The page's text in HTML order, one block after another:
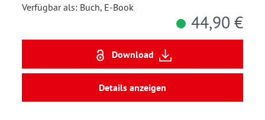
Verfügbar als: Buch, E-Book
44,90 €
Download
Details anzeigen